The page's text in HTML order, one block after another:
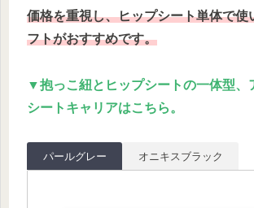
価格を重視し、ヒップシート単体で使
フトがおすすめです。
▼抱っこ紐とヒップシートの一体型、
シートキャリアはこちら。
パールグレー オニキスブラック